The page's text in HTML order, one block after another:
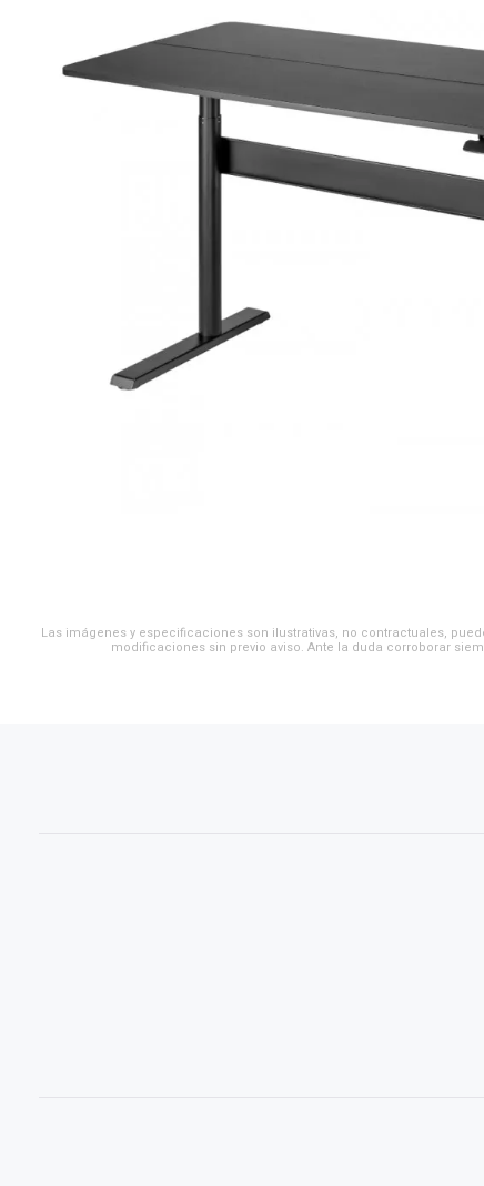
Las imágenes y especificaciones son ilustrativas, no contractuales,
modificaciones sin previo aviso. Ante la duda corroborar